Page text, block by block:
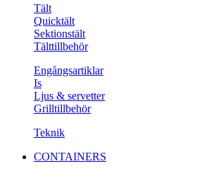
Tält
Quicktält
Sektionstält
Tälttillbehör
Engångsartiklar
Is
Ljus & servetter
Grilltillbehör
Teknik
CONTAINERS